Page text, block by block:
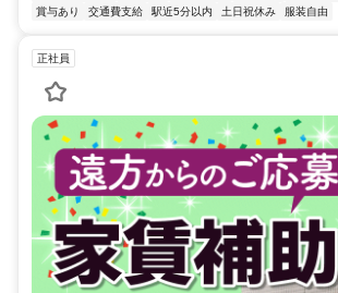
賞与あり
交通費支給 駅近5分以内 土日祝休み 服装自由
正社員